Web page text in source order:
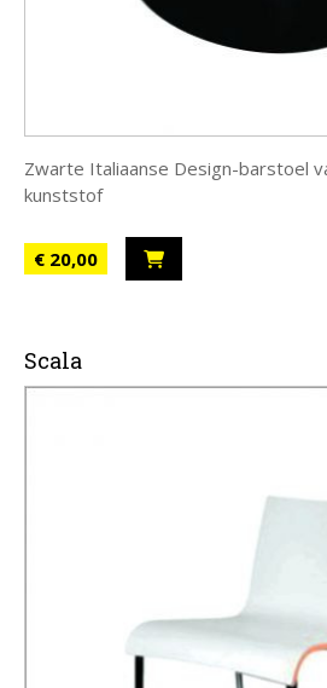
Zwarte Italiaanse Design-barstoel
kunststof
€ 20,00
Scala